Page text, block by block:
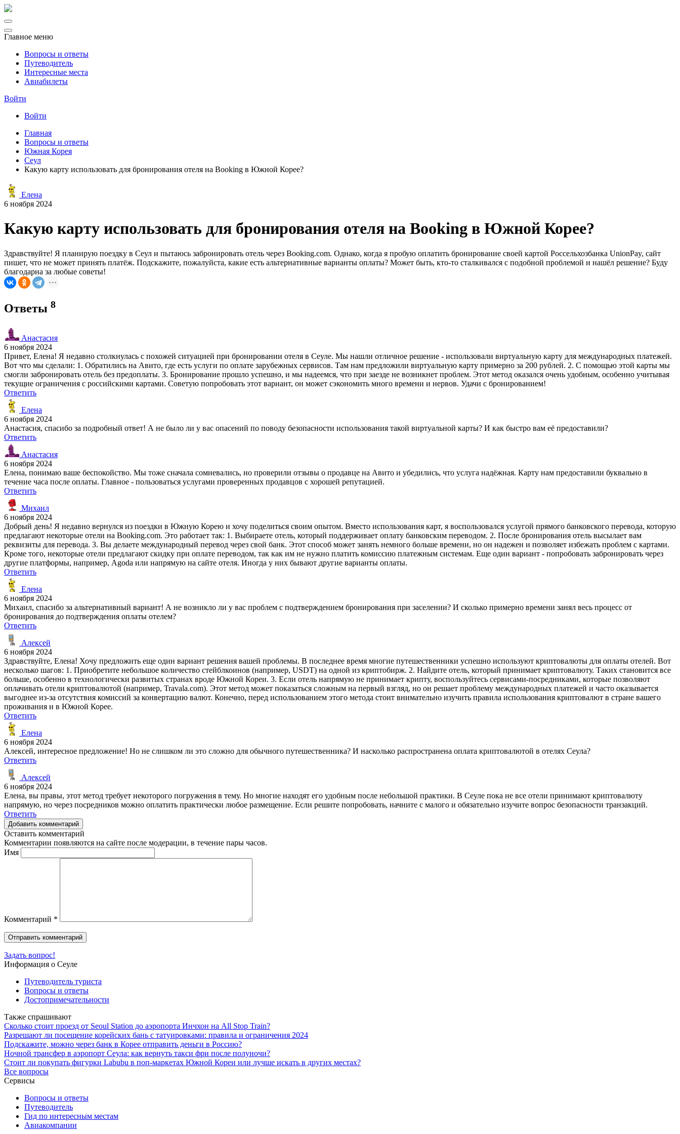
Главное меню
Вопросы и ответы
Путеводитель
Интересные места
Авиабилеты
Войти
Войти
Главная
Вопросы и ответы
Южная Корея
Сеул
Какую карту использовать для бронирования отеля на Booking в Южной Корее?
Елена
6 ноября 2024
Какую карту использовать для бронирования отеля на Booking в Южной Корее?
Здравствуйте! Я планирую поездку в Сеул и пытаюсь забронировать отель через Booking.com. Однако, когда я пробую оплатить бронирование своей картой Россельхозбанка UnionPay, сайт
пишет, что не может принять платёж. Подскажите, пожалуйста, какие есть альтернативные варианты оплаты? Может быть, кто-то сталкивался с подобной проблемой и нашёл решение? Буду
благодарна за любые советы!
Ответы 8
Анастасия
6 ноября 2024
Привет, Елена! Я недавно столкнулась с похожей ситуацией при бронировании отеля в Сеуле. Мы нашли отличное решение - использовали виртуальную карту для международных платежей.
Вот что мы сделали: 1. Обратились на Авито, где есть услуги по оплате зарубежных сервисов. Там нам предложили виртуальную карту примерно за 200 рублей. 2. С помощью этой карты мы
смогли забронировать отель без предоплаты. 3. Бронирование прошло успешно, и мы надеемся, что при заезде не возникнет проблем. Этот метод оказался очень удобным, особенно учитывая
текущие ограничения с российскими картами. Советую попробовать этот вариант, он может сэкономить много времени и нервов. Удачи с бронированием!
Ответить
Елена
6 ноября 2024
Анастасия, спасибо за подробный ответ! А не было ли у вас опасений по поводу безопасности использования такой виртуальной карты? И как быстро вам её предоставили?
Ответить
Анастасия
6 ноября 2024
Елена, понимаю ваше беспокойство. Мы тоже сначала сомневались, но проверили отзывы о продавце на Авито и убедились, что услуга надёжная. Карту нам предоставили буквально в
течение часа после оплаты. Главное - пользоваться услугами проверенных продавцов с хорошей репутацией.
Ответить
Михаил
6 ноября 2024
Добрый день! Я недавно вернулся из поездки в Южную Корею и хочу поделиться своим опытом. Вместо использования карт, я воспользовался услугой прямого банковского перевода, которую
предлагают некоторые отели на Booking.com. Это работает так: 1. Выбираете отель, который поддерживает оплату банковским переводом. 2. После бронирования отель высылает вам
реквизиты для перевода. 3. Вы делаете международный перевод через свой банк. Этот способ может занять немного больше времени, но он надежен и позволяет избежать проблем с картами.
Кроме того, некоторые отели предлагают скидку при оплате переводом, так как им не нужно платить комиссию платежным системам. Еще один вариант - попробовать забронировать через
другие платформы, например, Agoda или напрямую на сайте отеля. Иногда у них бывают другие варианты оплаты.
Ответить
Елена
6 ноября 2024
Михаил, спасибо за альтернативный вариант! А не возникло ли у вас проблем с подтверждением бронирования при заселении? И сколько примерно времени занял весь процесс от
бронирования до подтверждения оплаты отелем?
Ответить
Алексей
6 ноября 2024
Здравствуйте, Елена! Хочу предложить еще один вариант решения вашей проблемы. В последнее время многие путешественники успешно используют криптовалюты для оплаты отелей. Вот
несколько шагов: 1. Приобретите небольшое количество стейблкоинов (например, USDT) на одной из криптобирж. 2. Найдите отель, который принимает криптовалюту. Таких становится все
больше, особенно в технологически развитых странах вроде Южной Кореи. 3. Если отель напрямую не принимает крипту, воспользуйтесь сервисами-посредниками, которые позволяют
оплачивать отели криптовалютой (например, Travala.com). Этот метод может показаться сложным на первый взгляд, но он решает проблему международных платежей и часто оказывается
выгоднее из-за отсутствия комиссий за конвертацию валют. Конечно, перед использованием этого метода стоит внимательно изучить правила использования криптовалют в стране вашего
проживания и в Южной Корее.
Ответить
Елена
6 ноября 2024
Алексей, интересное предложение! Но не слишком ли это сложно для обычного путешественника? И насколько распространена оплата криптовалютой в отелях Сеула?
Ответить
Алексей
6 ноября 2024
Елена, вы правы, этот метод требует некоторого погружения в тему. Но многие находят его удобным после небольшой практики. В Сеуле пока не все отели принимают криптовалюту
напрямую, но через посредников можно оплатить практически любое размещение. Если решите попробовать, начните с малого и обязательно изучите вопрос безопасности транзакций.
Ответить
Добавить комментарий
Оставить комментарий
Комментарии появляются на сайте после модерации, в течение пары часов.
Имя
Комментарий *
Задать вопрос!
Информация о Сеуле
Путеводитель туриста
Вопросы и ответы
Достопримечательности
Также спрашивают
Сколько стоит проезд от Seoul Station до аэропорта Инчхон на All Stop Train?
Разрешают ли посещение корейских бань с татуировками: правила и ограничения 2024
Подскажите, можно через банк в Корее отправить деньги в Россию?
Ночной трансфер в аэропорт Сеула: как вернуть такси фри после полуночи?
Стоит ли покупать фигурки Labubu в поп-маркетах Южной Кореи или лучше искать в других местах?
Все вопросы
Сервисы
Вопросы и ответы
Путеводитель
Гид по интересным местам
Авиакомпании